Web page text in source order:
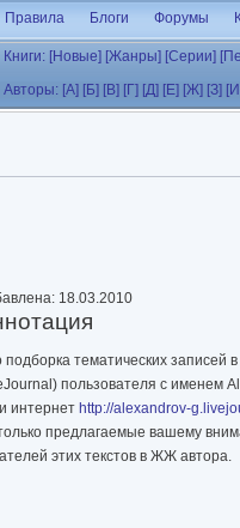
Правила Блоги Форумы
Книги: [Новые] [Жанры] [Серии]
Авторы: [А] [Б] [В] [Г] [Д] [Е] [Ж] [З]
18.03.2010
подборка тематических
пользователя с именем
интернет http://alexandrov-
предлагаемые вашему
этих текстов в ЖЖ автора.